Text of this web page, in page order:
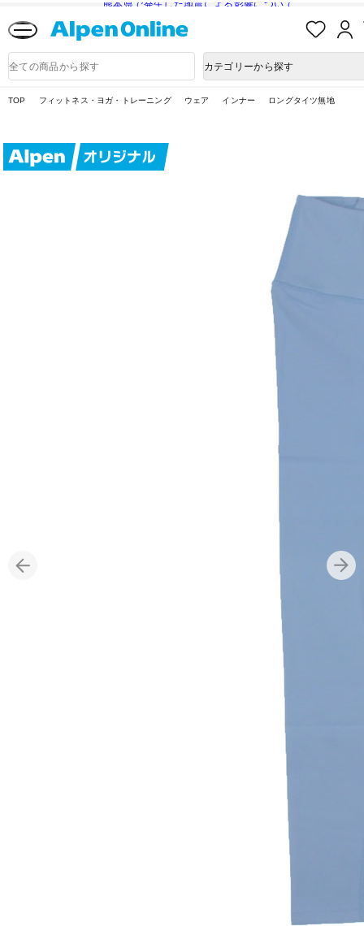
熊本県で発生した地震による影響について
入
品
検
カテゴリーから探す
TOP フィットネス・ヨガ・トレーニング ウェア インナー ロングタイツ無地